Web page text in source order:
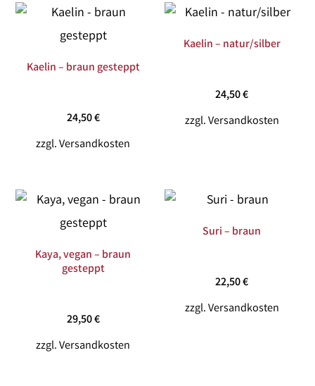
Kaelin – braun gesteppt
24,50€
zzgl.Versandkosten
Kaelin – natur/silber
24,50€
zzgl.Versandkosten
Kaya, vegan – braun
gesteppt
29,50€
zzgl.Versandkosten
Suri – braun
22,50€
zzgl.Versandkosten